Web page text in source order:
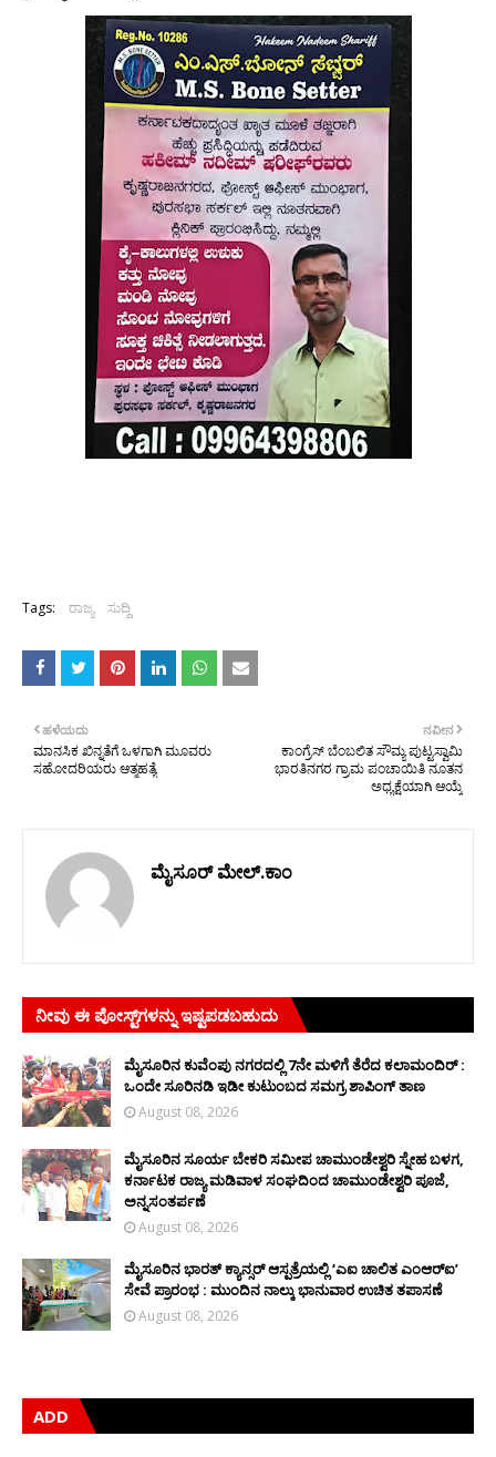
Tags: ರಾಜ್ಯ ಸುದ್ದಿ
ನವೀನ
ಕಾಂಗ್ರೆಸ್ ಬೆಂಬಲಿತ ಸೌಮ್ಯ ಪುಟ್ಟಸ್ವಾಮಿ
ಭಾರತಿನಗರ ಗ್ರಾಮ ಪಂಚಾಯಿತಿ ನೂತನ
ಅಧ್ಯಕ್ಷೆಯಾಗಿ ಆಯ್ಕೆ
ಹಳೆಯದು
ಮಾನಸಿಕ ಖಿನ್ನತೆಗೆ ಒಳಗಾಗಿ ಮೂವರು
ಸಹೋದರಿಯರು ಆತ್ಮಹತ್ಯೆ
ಮೈಸೂರ್ ಮೇಲ್.ಕಾಂ
ನೀವು ಈ ಪೋಸ್ಟ್‌ಗಳನ್ನು ಇಷ್ಟಪಡಬಹುದು
ಮೈಸೂರಿನ ಕುವೆಂಪು ನಗರದಲ್ಲಿ 7ನೇ ಮಳಿಗೆ ತೆರೆದ ಕಲಾಮಂದಿರ್ :
ಒಂದೇ ಸೂರಿನಡಿ ಇಡೀ ಕುಟುಂಬದ ಸಮಗ್ರ ಶಾಪಿಂಗ್ ತಾಣ
August 08, 2026
ಮೈಸೂರಿನ ಸೂರ್ಯ ಬೇಕರಿ ಸಮೀಪ ಚಾಮುಂಡೇಶ್ವರಿ ಸ್ನೇಹ ಬಳಗ,
ಕರ್ನಾಟಕ ರಾಜ್ಯ ಮಡಿವಾಳ ಸಂಘದಿಂದ ಚಾಮುಂಡೇಶ್ವರಿ ಪೂಜೆ,
ಅನ್ನಸಂತರ್ಪಣೆ
August 08, 2026
ಮೈಸೂರಿನ ಭಾರತ್ ಕ್ಯಾನ್ಸರ್ ಆಸ್ಪತ್ರೆಯಲ್ಲಿ ‘ಎಐ ಚಾಲಿತ ಎಂಆರ್‌ಐ’
ಸೇವೆ ಪ್ರಾರಂಭ : ಮುಂದಿನ ನಾಲ್ಕು ಭಾನುವಾರ ಉಚಿತ ತಪಾಸಣೆ
August 08, 2026
ADD